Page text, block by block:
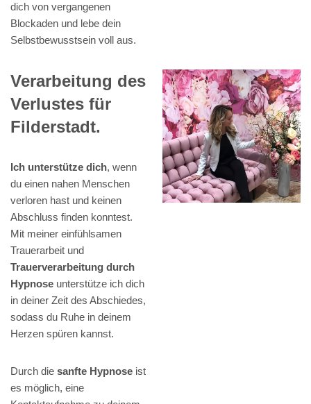
dich von vergangenen
Blockaden und lebe dein
Selbstbewusstsein voll aus.
Verarbeitung des
Verlustes für
Filderstadt.
Ich unterstütze dich, wenn
du einen nahen Menschen
verloren hast und keinen
Abschluss finden konntest.
Mit meiner einfühlsamen
Trauerarbeit und
Trauerverarbeitung durch
Hypnose unterstütze ich dich
in deiner Zeit des Abschiedes,
sodass du Ruhe in deinem
Herzen spüren kannst.
Durch die sanfte Hypnose ist
es möglich, eine